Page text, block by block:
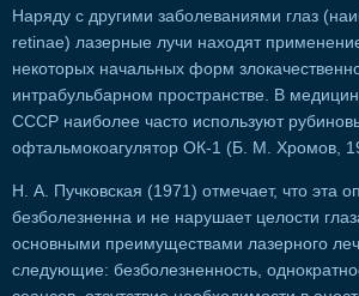
Наряду с другими заболеваниями глаз
retinae) лазерные лучи находят
некоторых начальных форм
интрабульбарном пространстве. В
СССР наиболее часто используют
офтальмокоагулятор ОК-1 (Б. М. Хромов,
Н. А. Пучковская (1971) отмечает, что эта
безболезненна и не нарушает целости
основными преимуществами лазерного
следующие: безболезненность,